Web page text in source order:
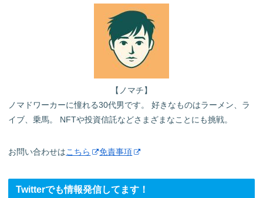
【ノマチ】
ノマドワーカーに憧れる30代男です。 好きなものはラーメン、ラ
イブ、乗馬。 NFTや投資信託などさまざまなことにも挑戦。
お問い合わせはこちら 免責事項
Twitterでも情報発信してます！